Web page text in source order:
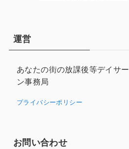
運営
あなたの街の放課後等デイサ
ン事務局
プライバシーポリシー
お問い合わせ